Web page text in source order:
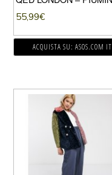
55,99€
ACQUISTA SU: ASOS.COM IT